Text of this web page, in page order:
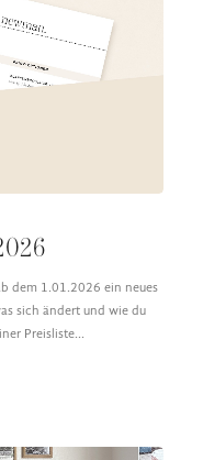
dem 1.01.2026 ein neues
sich ändert und wie du
Preisliste…